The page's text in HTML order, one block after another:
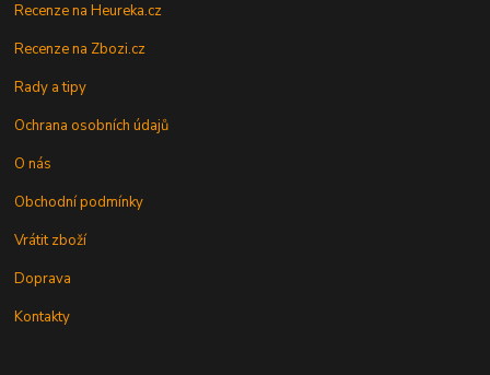
Recenze na Heureka.cz
Recenze na Zbozi.cz
Rady a tipy
Ochrana osobních údajů
O nás
Obchodní podmínky
Vrátit zboží
Doprava
Kontakty